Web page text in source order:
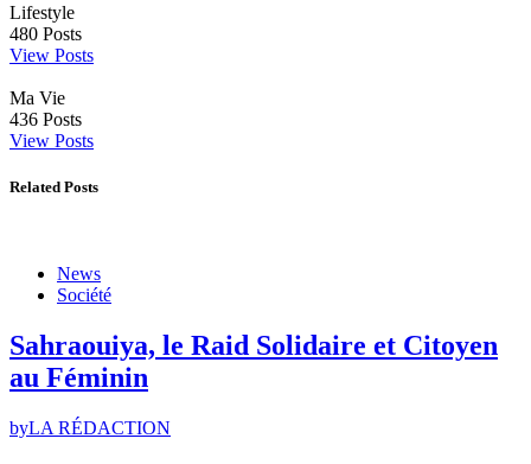
Lifestyle
480 Posts
View Posts
Ma Vie
436 Posts
View Posts
Related Posts
News
Société
Sahraouiya, le Raid Solidaire et Citoyen
au Féminin
byLA RÉDACTION